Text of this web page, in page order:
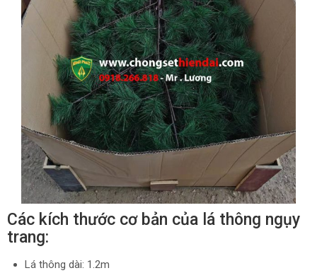
Các kích thước cơ bản của lá thông ngụy
trang:
Lá thông dài: 1.2m